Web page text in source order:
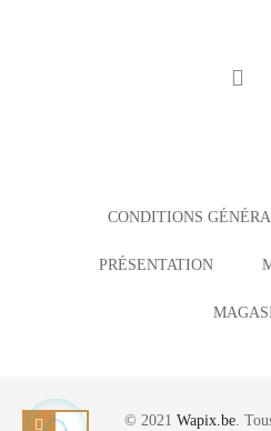
CONDITIONS
PRÉSENTATION
© 2021 Wapix.be .